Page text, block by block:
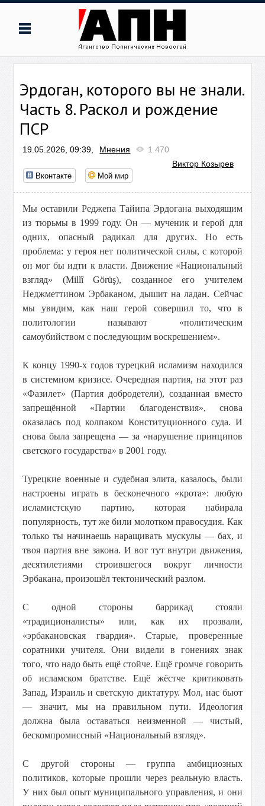
Эрдоган, которого вы не знали.
Часть 8. Раскол и рождение
ПСР
19.05.2026, 09:39, Мнения
1 470
Виктор Козырев
Вконтакте Мой мир
Мы оставили Реджепа Тайипа Эрдогана выходящим
из тюрьмы в 1999 году. Он — мученик и герой для
одних, опасный радикал для других. Но есть
проблема: у героя нет политической силы, с которой
он мог бы идти к власти. Движение «Национальный
взгляд» (Millî Görüş), созданное его учителем
Неджметтином Эрбаканом, дышит на ладан. Сейчас
мы увидим, как наш герой совершил то, что в
политологии называют «политическим
самоубийством с последующим воскрешением».
К концу 1990-х годов турецкий исламизм находился
в системном кризисе. Очередная партия, на этот раз
«Фазилет» (Партия добродетели), созданная вместо
запрещённой «Партии благоденствия», снова
оказалась под колпаком Конституционного суда. И
снова была запрещена — за «нарушение принципов
светского государства» в 2001 году.
Турецкие военные и судебная элита, казалось, были
настроены играть в бесконечного «крота»: любую
исламистскую партию, которая набирала
популярность, тут же били молотком правосудия. Как
только ты начинаешь наращивать мускулы — бах, и
твоя партия вне закона. И вот тут внутри движения,
десятилетиями строившегося вокруг личности
Эрбакана, произошёл тектонический разлом.
С одной стороны баррикад стояли
«традиционалисты» или, как их прозвали,
«эрбакановская гвардия». Старые, проверенные
соратники учителя. Они видели в гонениях знак
того, что надо быть ещё стойче. Ещё громче говорить
об исламском братстве. Ещё жёстче критиковать
Запад, Израиль и светскую диктатуру. Мол, нас бьют
— значит, мы на правильном пути. Идеология
должна была оставаться неизменной — чистый,
бескомпромиссный «Национальный взгляд».
С другой стороны — группа амбициозных
политиков, которые прошли через реальную власть.
У них был опыт муниципального управления, и они